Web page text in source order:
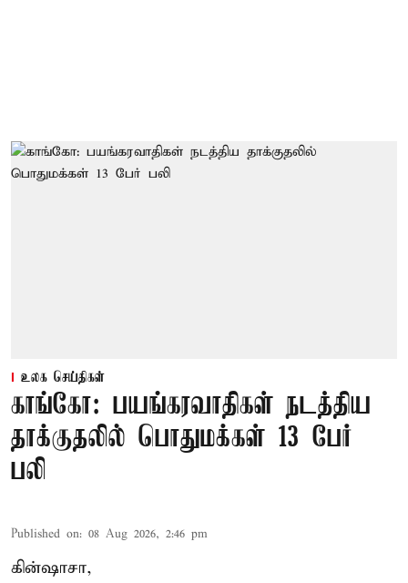
உலக செய்திகள்
காங்கோ: பயங்கரவாதிகள் நடத்திய
தாக்குதலில் பொதுமக்கள் 13 பேர்
பலி
Published on: 08 Aug 2026, 2:46 pm
கின்ஷாசா,